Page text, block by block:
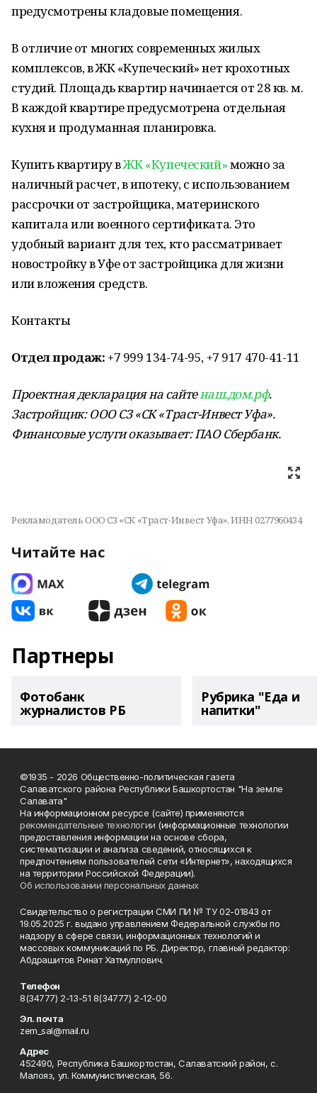
предусмотрены кладовые помещения.
В отличие от многих современных жилых
комплексов, в ЖК «Купеческий» нет крохотных
студий. Площадь квартир начинается от 28 кв. м.
В каждой квартире предусмотрена отдельная
кухня и продуманная планировка.
Купить квартиру вЖК «Купеческий»можно за
наличный расчет, в ипотеку, с использованием
рассрочки от застройщика, материнского
капитала или военного сертификата. Это
удобный вариант для тех, кто рассматривает
новостройку в Уфе от застройщика для жизни
или вложения средств.
Контакты
Отдел продаж:+7 999 134-74-95, +7 917 470-41-11
Проектная декларация на сайтенаш.дом.рф.
Застройщик: ООО СЗ «СК «Траст-Инвест Уфа».
Финансовые услуги оказывает: ПАО Сбербанк.
Рекламодатель ООО СЗ «СК «Траст-Инвест Уфа», ИНН 0277960434
Читайте нас
Партнеры
Фотобанк
журналистов РБ
Рубрика "Еда и
напитки"
©1935 - 2026 Общественно-политическая газета
Салаватского района Республики Башкортостан "На земле
Салавата"
На информационном ресурсе (сайте) применяются
рекомендательные технологии (информационные технологии
предоставления информации на основе сбора,
систематизации и анализа сведений, относящихся к
предпочтениям пользователей сети «Интернет», находящихся
на территории Российской Федерации).
Об использовании персональных данных
Свидетельство о регистрации СМИ ПИ № ТУ 02-01843 от
19.05.2025 г. выдано управлением Федеральной службы по
надзору в сфере связи, информационных технологий и
массовых коммуникаций по РБ. Директор, главный редактор:
Абдрашитов Ринат Хатмуллович.
Телефон
8(34777) 2-13-51 8(34777) 2-12-00
Эл. почта
zem_sal@mail.ru
Адрес
452490, Республика Башкортостан, Салаватский район, с.
Малояз, ул. Коммунистическая, 56.